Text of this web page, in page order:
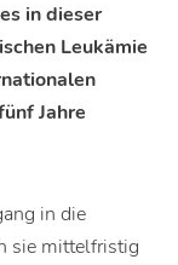
in dieser
Leukämie
Jahre
in die
sie mittelfristig